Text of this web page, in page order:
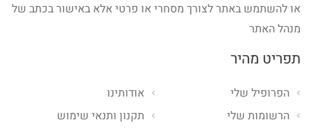
או להשתמש באתר לצורך מסחרי או פרטי אלא באישור בכתב של
מנהל האתר
תפריט מהיר
אודותינו
תקנון ותנאי שימוש
הפרופיל שלי
הרשומות שלי